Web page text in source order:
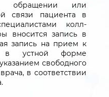
обращении или
связи пациента в
колл-
вносится запись в
запись на прием к
устной форме
свободного
в соответствии